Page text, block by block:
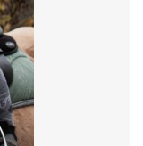
V ROCE 2023
BLIŽŠÍ INFO